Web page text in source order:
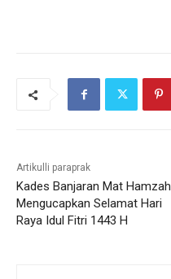
Artikulli paraprak
Kades Banjaran Mat Hamzah
Mengucapkan Selamat Hari
Raya Idul Fitri 1443 H